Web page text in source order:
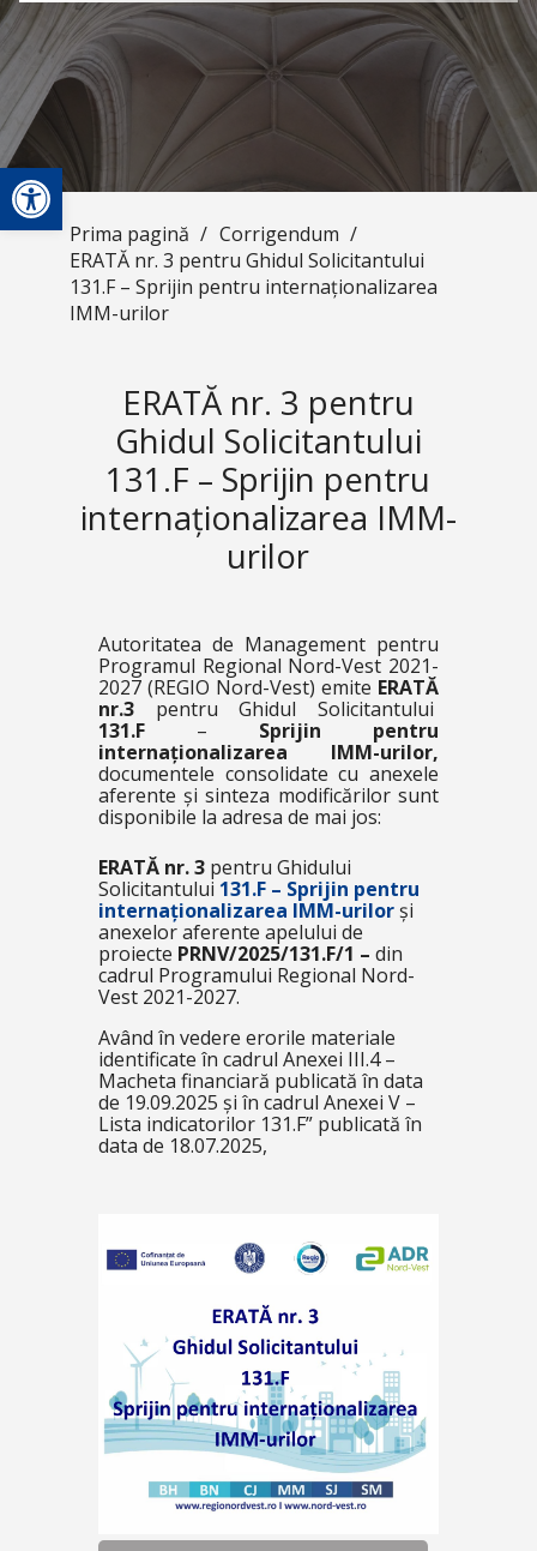
Deschide bara de unelte
Prima pagină / Corrigendum /
ERATĂ nr. 3 pentru Ghidul Solicitantului
131.F – Sprijin pentru internaționalizarea
IMM-urilor
ERATĂ nr. 3 pentru
Ghidul Solicitantului
131.F – Sprijin pentru
internaționalizarea IMM-
urilor
Autoritatea de Management pentru
Programul Regional Nord-Vest 2021-
2027 (REGIO Nord-Vest) emite ERATĂ
nr.3pentru Ghidul Solicitantului
131.F – Sprijin pentru
internaționalizarea IMM-urilor,
documentele consolidate cu anexele
aferente și sinteza modificărilor sunt
disponibile la adresa de mai jos:
ERATĂ nr. 3 pentru Ghidului
Solicitantului 131.F – Sprijin pentru
internaționalizarea IMM-urilorși
anexelor aferente apelului de
proiecte PRNV/2025/131.F/1 – din
cadrul Programului Regional Nord-
Vest 2021-2027.
Având în vedere erorile materiale
identificate în cadrul Anexei III.4 –
Macheta financiară publicată în data
de 19.09.2025 și în cadrul Anexei V –
Lista indicatorilor 131.F” publicată în
data de 18.07.2025,